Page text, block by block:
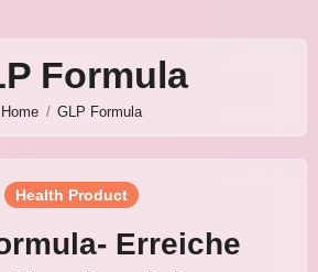
Formula
Home GLP Formula
Health Product
Erreiche